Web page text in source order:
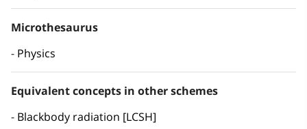
Microthesaurus
Physics
Equivalent concepts in other schemes
Blackbody radiation [LCSH]